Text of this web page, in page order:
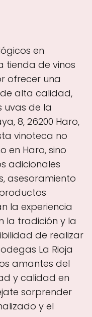
en
tienda de vinos
ofrecer una
alta calidad,
uvas de la
8, 26200 Haro,
vinoteca no
en Haro, sino
adicionales
asesoramiento
la experiencia
la tradición y la
de realizar
La Rioja
amantes del
y calidad en
sorprender
y el